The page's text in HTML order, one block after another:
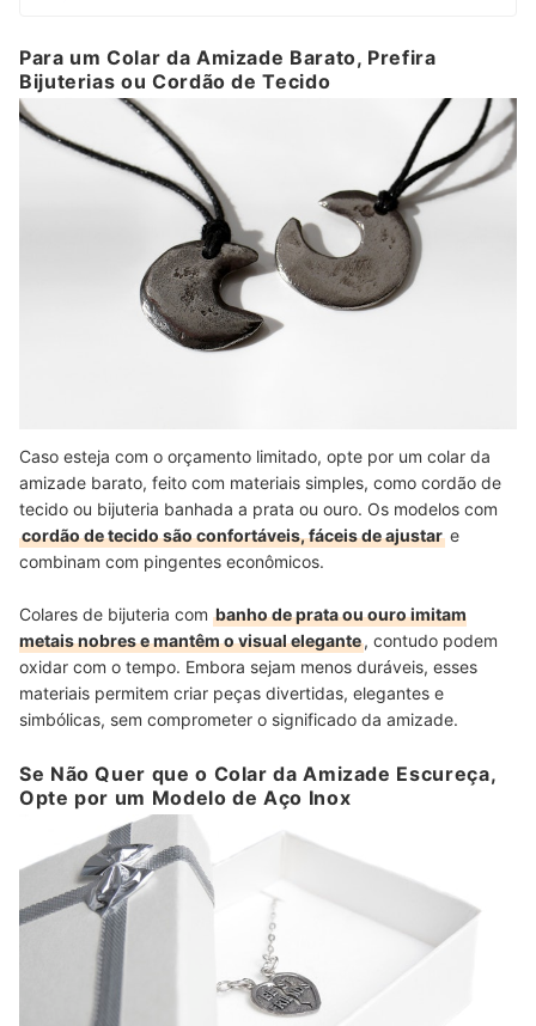
Para um Colar da Amizade Barato, Prefira
Bijuterias ou Cordão de Tecido
Caso esteja com o orçamento limitado, opte por um colar da
amizade barato, feito com materiais simples, como cordão de
tecido ou bijuteria banhada a prata ou ouro. Os modelos com
cordão de tecido são confortáveis, fáceis de ajustar e
combinam com pingentes econômicos.
Colares de bijuteria com banho de prata ou ouro imitam
metais nobres e mantêm o visual elegante, contudo podem
oxidar com o tempo. Embora sejam menos duráveis, esses
materiais permitem criar peças divertidas, elegantes e
simbólicas, sem comprometer o significado da amizade.
Se Não Quer que o Colar da Amizade Escureça,
Opte por um Modelo de Aço Inox